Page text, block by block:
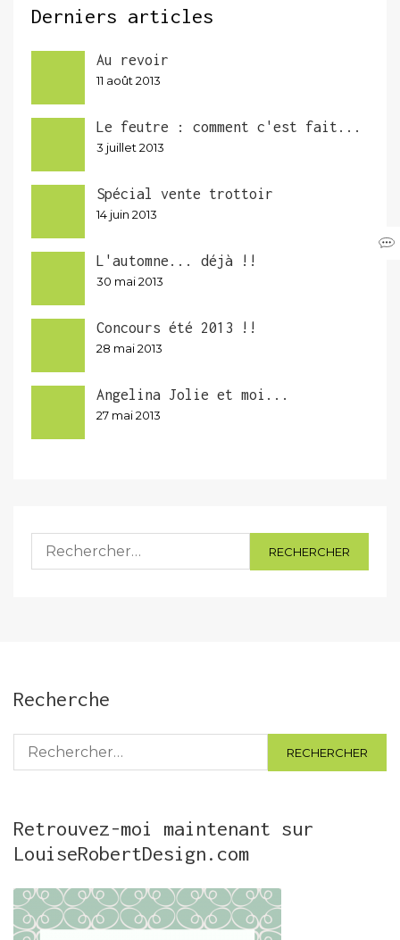
Derniers articles
Au revoir
11 août 2013
Le feutre : comment c'est fait...
3 juillet 2013
Spécial vente trottoir
14 juin 2013
L'automne... déjà !!
30 mai 2013
Concours été 2013 !!
28 mai 2013
Angelina Jolie et moi...
27 mai 2013
Rechercher :
Recherche
Rechercher :
Retrouvez-moi maintenant sur
LouiseRobertDesign.com